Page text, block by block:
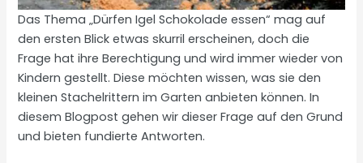
Das Thema „Dürfen Igel Schokolade essen“ mag auf
den ersten Blick etwas skurril erscheinen, doch die
Frage hat ihre Berechtigung und wird immer wieder von
Kindern gestellt. Diese möchten wissen, was sie den
kleinen Stachelrittern im Garten anbieten können. In
diesem Blogpost gehen wir dieser Frage auf den Grund
und bieten fundierte Antworten.